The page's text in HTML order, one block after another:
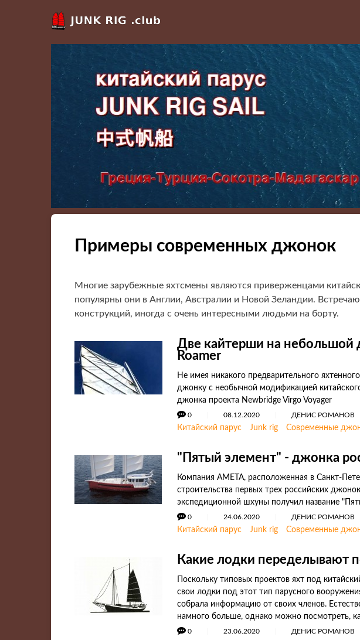
Примеры современных джонок
Многие зарубежные яхтсмены являются приверженцами
популярны они в Англии, Австралии и Новой Зеландии.
конструкций, иногда с очень интересными людьми на борту.
Две кайтерши на небольшой
Roamer
Не имея никакого предварительного
джонку с необычной модификацией
джонка проекта Newbridge Virgo Voyager
0 08.12.2020 ДЕНИС РОМАНОВ
Китайский парус Junk rig Современные
"Пятый элемент" - джонка
Компания АМЕТА, расположенная в Санкт-
строительства первых трех российских
экспедиционной шхуны получил название
0 24.06.2020 ДЕНИС РОМАНОВ
Китайский парус Junk rig Современные
Какие лодки переделывают
Поскольку типовых проектов яхт под
свои лодки под этот тип парусного
собрала информацию от своих членов.
намного больше, однако можно посмотреть,
0 23.06.2020 ДЕНИС РОМАНОВ